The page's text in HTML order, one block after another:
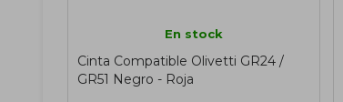
En stock
Cinta Compatible Olivetti GR24 /
GR51 Negro - Roja